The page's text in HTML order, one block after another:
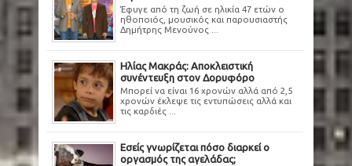
Έφυγε από τη ζωή σε ηλικία 47 ετών ο
ηθοποιός, μουσικός και παρουσιαστής
Δημήτρης Μενούνος ...
Ηλίας Μακράς: Αποκλειστική
συνέντευξη στον Δορυφόρο
Μπορεί να είναι 16 χρονών αλλά από 2,5
χρονών έκλεψε τις εντυπώσεις αλλά και
τις καρδιές ...
Εσείς γνωρίζεται πόσο διαρκεί ο
οργασμός της αγελάδας;